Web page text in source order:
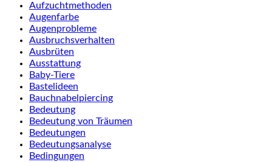
Aufzuchtmethoden
Augenfarbe
Augenprobleme
Ausbruchsverhalten
Ausbrüten
Ausstattung
Baby-Tiere
Bastelideen
Bauchnabelpiercing
Bedeutung
Bedeutung von Träumen
Bedeutungen
Bedeutungsanalyse
Bedingungen